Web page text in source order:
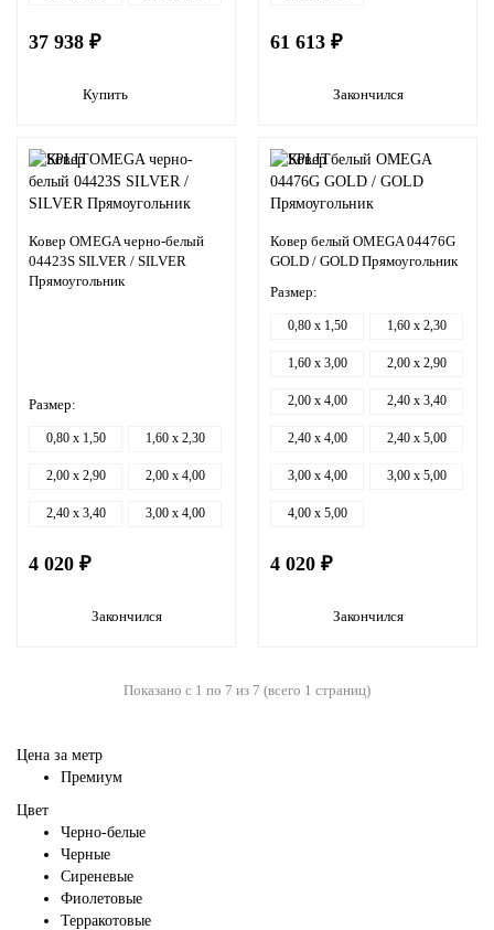
37 938 ₽
Купить
61 613 ₽
Закончился
Ковер OMEGA черно-белый
04423S SILVER / SILVER
Прямоугольник
Размер:
0,80 x 1,50 1,60 x 2,30
2,00 x 2,90 2,00 x 4,00
2,40 x 3,40 3,00 x 4,00
4 020 ₽
Закончился
Ковер белый OMEGA 04476G
GOLD / GOLD Прямоугольник
Размер:
0,80 x 1,50 1,60 x 2,30
1,60 x 3,00 2,00 x 2,90
2,00 x 4,00 2,40 x 3,40
2,40 x 4,00 2,40 x 5,00
3,00 x 4,00 3,00 x 5,00
4,00 x 5,00
4 020 ₽
Закончился
Показано с 1 по 7 из 7 (всего 1 страниц)
Цена за метр
Премиум
Цвет
Черно-белые
Черные
Сиреневые
Фиолетовые
Терракотовые